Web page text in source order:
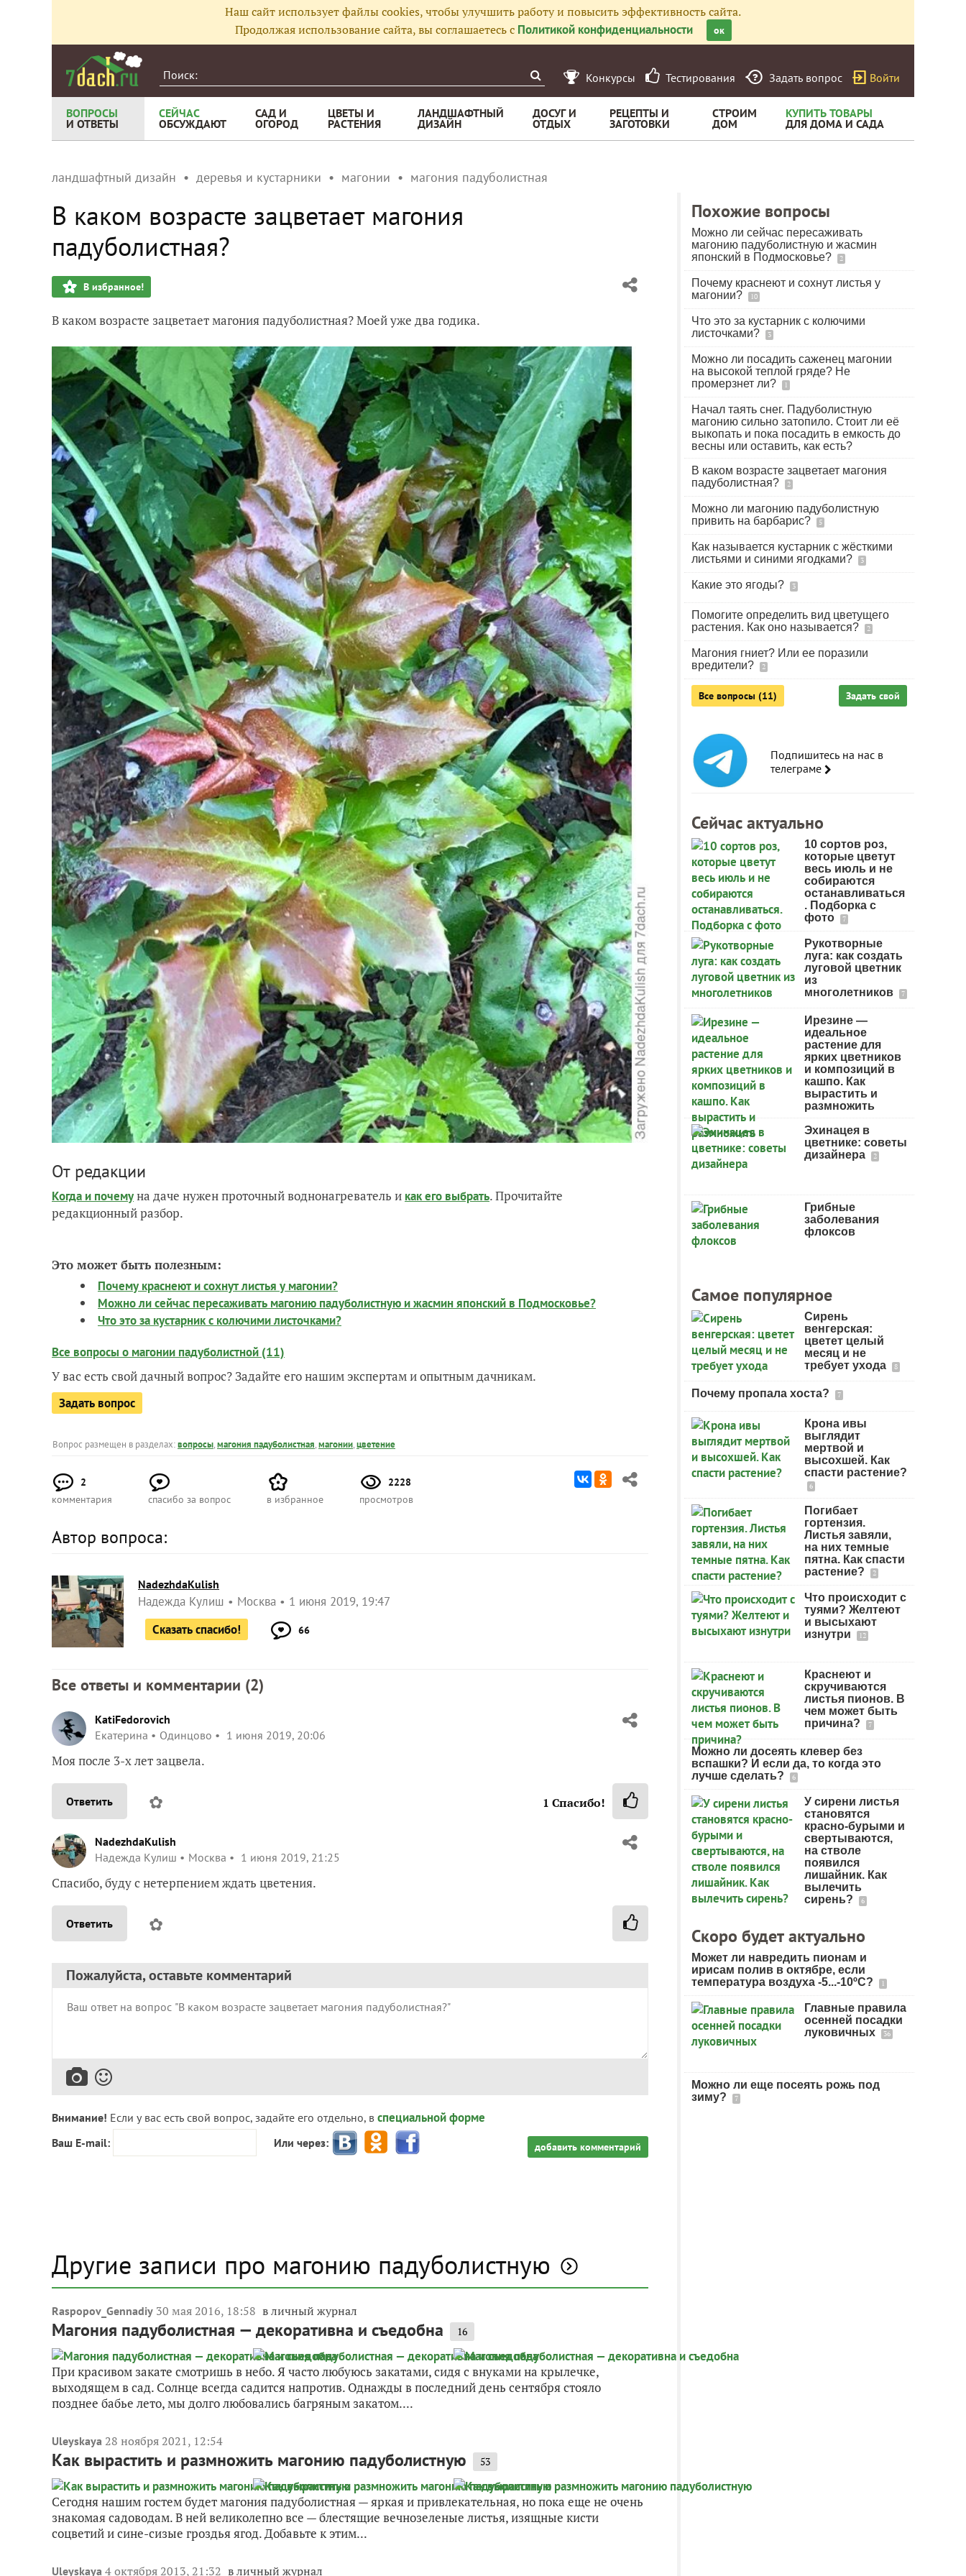
Наш сайт использует файлы cookies, чтобы улучшить работу и повысить эффективность сайта.
Продолжая использование сайта, вы соглашаетесь с Политикой конфиденциальности ок
Конкурсы Тестирования Задать вопрос Войти
ВОПРОСЫ
И ОТВЕТЫ
СЕЙЧАС
ОБСУЖДАЮТ
САД И
ОГОРОД
ЦВЕТЫ И
РАСТЕНИЯ
ЛАНДШАФТНЫЙ
ДИЗАЙН
ДОСУГ И
ОТДЫХ
РЕЦЕПТЫ И
ЗАГОТОВКИ
СТРОИМ
ДОМ
КУПИТЬ ТОВАРЫ
ДЛЯ ДОМА И САДА
ландшафтный дизайн деревья и кустарники магонии магония падуболистная
В каком возрасте зацветает магония
падуболистная?
В избранное!
В каком возрасте зацветает магония падуболистная? Моей уже два годика.
От редакции
Когда и почемуна даче нужен проточный воднонагреватель и как его выбрать. Прочитайте
редакционный разбор.
Это может быть полезным:
Почему краснеют и сохнут листья у магонии?
Можно ли сейчас пересаживать магонию падуболистную и жасмин японский в Подмосковье?
Что это за кустарник с колючими листочками?
Все вопросы о магонии падуболистной (11)
У вас есть свой дачный вопрос? Задайте его нашим экспертам и опытным дачникам.
Задать вопрос
Вопрос размещен в разделах:вопросы,магония падуболистная,магонии,цветение
2
комментария
спасибо за вопрос в избранное
2228
просмотров
Автор вопроса:
NadezhdaKulish
Надежда Кулиш Москва
1 июня 2019, 19:47
Сказать спасибо!
66
Все ответы и комментарии (2)
KatiFedorovich
Екатерина
Одинцово 1 июня 2019, 20:06
Моя после 3-х лет зацвела.
Ответить ✿ 1 Спасибо!
NadezhdaKulish
Надежда Кулиш
Москва 1 июня 2019, 21:25
Спасибо, буду с нетерпением ждать цветения.
Ответить ✿
Пожалуйста, оставьте комментарий
Внимание! Если у вас есть свой вопрос, задайте его отдельно, в специальной форме
Ваш E-mail: Или через: добавить комментарий
Другие записи про магонию падуболистную
Raspopov_Gennadiy 30 мая 2016, 18:58 в личный журнал
Магония падуболистная — декоративна и съедобна 16
При красивом закате смотришь в небо. Я часто любуюсь закатами, сидя с внуками на крылечке,
выходящем в сад. Солнце всегда садится напротив. Однажды в последний день сентября стояло
позднее бабье лето, мы долго любовались багряным закатом....
Uleyskaya 28 ноября 2021, 12:54
Как вырастить и размножить магонию падуболистную 53
Сегодня нашим гостем будет магония падуболистная — яркая и привлекательная, но пока еще не очень
знакомая садоводам. В ней великолепно все — блестящие вечнозеленые листья, изящные кисти
соцветий и сине-сизые гроздья ягод. Добавьте к этим...
Uleyskaya 4 октября 2013, 21:32 в личный журнал
Похожие вопросы
Можно ли сейчас пересаживать
магонию падуболистную и жасмин
японский в Подмосковье?
2
Почему краснеют и сохнут листья у
магонии?
10
Что это за кустарник с колючими
листочками?
3
Можно ли посадить саженец магонии
на высокой теплой гряде? Не
промерзнет ли?
1
Начал таять снег. Падуболистную
магонию сильно затопило. Стоит ли её
выкопать и пока посадить в емкость до
весны или оставить, как есть?
В каком возрасте зацветает магония
падуболистная?
2
Можно ли магонию падуболистную
привить на барбарис?
5
Как называется кустарник с жёсткими
листьями и синими ягодками?
3
Какие это ягоды? 3
Помогите определить вид цветущего
растения. Как оно называется?
2
Магония гниет? Или ее поразили
вредители?
2
Все вопросы (11) Задать свой
Подпишитесь на нас в
телеграме
Сейчас актуально
10 сортов роз,
которые цветут
весь июль и не
собираются
останавливаться
. Подборка с
фото
7
Рукотворные
луга: как создать
луговой цветник
из
многолетников
7
Ирезине —
идеальное
растение для
ярких цветников
и композиций в
кашпо. Как
вырастить и
размножить
Эхинацея в
цветнике: советы
дизайнера
2
Грибные
заболевания
флоксов
Самое популярное
Сирень
венгерская:
цветет целый
месяц и не
требует ухода
8
Почему пропала хоста? 7
Крона ивы
выглядит
мертвой и
высохшей. Как
спасти растение?
6
Погибает
гортензия.
Листья завяли,
на них темные
пятна. Как спасти
растение?
2
Что происходит с
туями? Желтеют
и высыхают
изнутри
12
Краснеют и
скручиваются
листья пионов. В
чем может быть
причина?
7
Можно ли досеять клевер без
вспашки? И если да, то когда это
лучше сделать?
6
У сирени листья
становятся
красно-бурыми и
свертываются,
на стволе
появился
лишайник. Как
вылечить
сирень?
6
Скоро будет актуально
Может ли навредить пионам и
ирисам полив в октябре, если
температура воздуха -5...-10ºC?
1
Главные правила
осенней посадки
луковичных
36
Можно ли еще посеять рожь под
зиму?
7